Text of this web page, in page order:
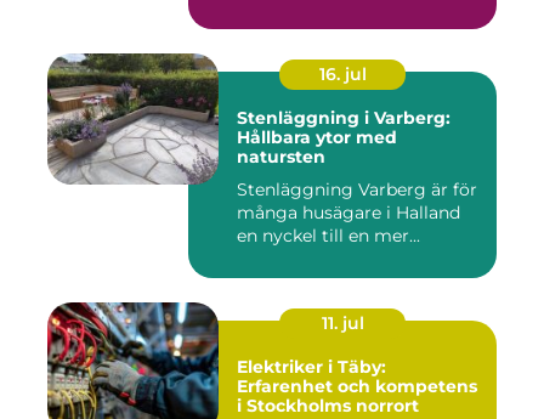
16. jul
Stenläggning i Varberg:
Hållbara ytor med
natursten
Stenläggning Varberg är för
många husägare i Halland
en nyckel till en mer...
11. jul
Elektriker i Täby:
Erfarenhet och kompetens
i Stockholms norrort